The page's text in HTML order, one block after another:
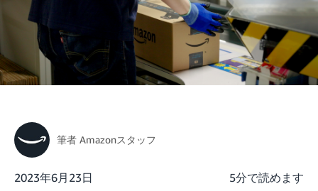
筆者 Amazonスタッフ
2023年6月23日 5分で読めます